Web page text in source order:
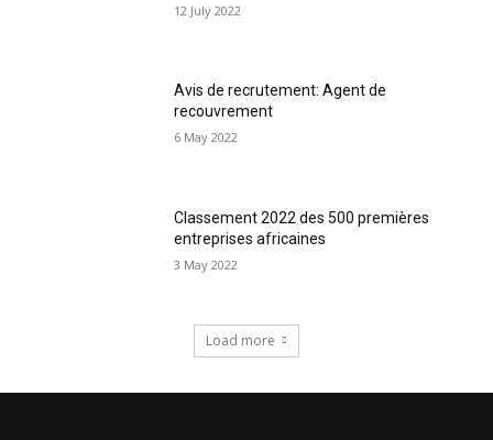
12 July 2022
Avis de recrutement: Agent de
recouvrement
6 May 2022
Classement 2022 des 500 premières
entreprises africaines
3 May 2022
Load more